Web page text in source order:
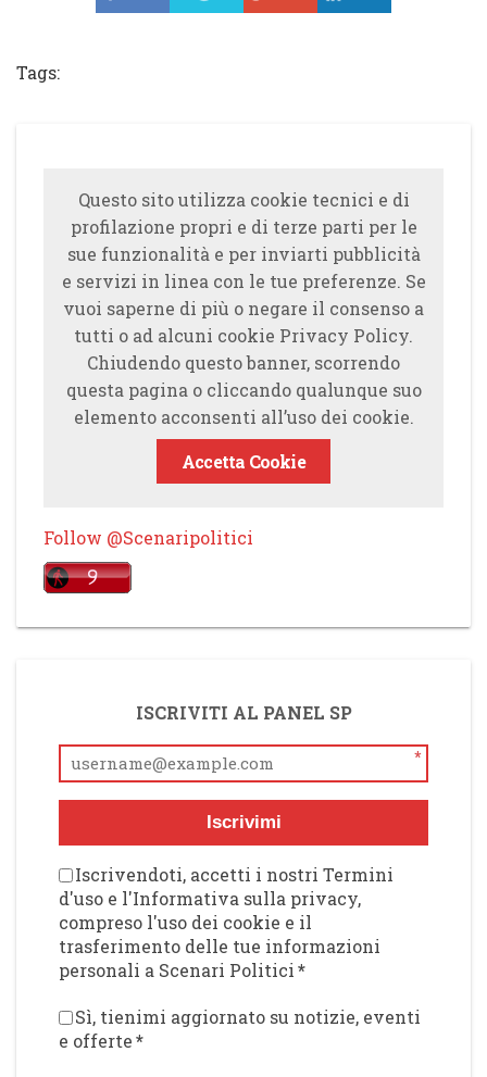
Tags:
Questo sito utilizza cookie tecnici e di
profilazione propri e di terze parti per le
sue funzionalità e per inviarti pubblicità
e servizi in linea con le tue preferenze. Se
vuoi saperne di più o negare il consenso a
tutti o ad alcuni cookie Privacy Policy.
Chiudendo questo banner, scorrendo
questa pagina o cliccando qualunque suo
elemento acconsenti all’uso dei cookie.
Accetta Cookie
Follow @Scenaripolitici
ISCRIVITI AL PANEL SP
*
Iscrivimi
Iscrivendoti, accetti i nostri Termini
d'uso e l'Informativa sulla privacy,
compreso l'uso dei cookie e il
trasferimento delle tue informazioni
personali a Scenari Politici*
Sì, tienimi aggiornato su notizie, eventi
e offerte*